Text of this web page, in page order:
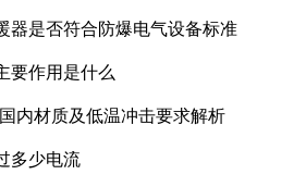
器是否符合防爆电气设备标准
要作用是什么
内材质及低温冲击要求解析
多少电流